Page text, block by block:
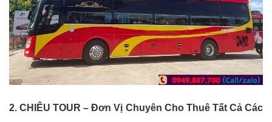
2. CHIÊU TOUR – Đơn Vị Chuyên Cho Thuê Tất Cả Các